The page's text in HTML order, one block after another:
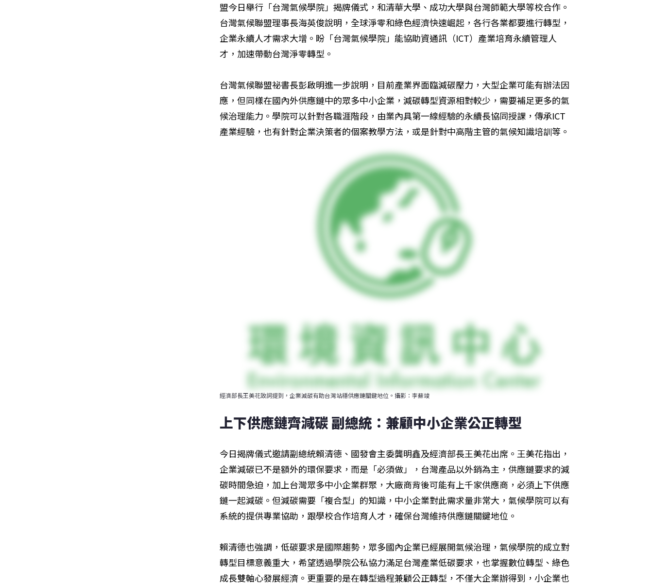
盟今日舉行「台灣氣候學院」揭牌儀式，和清華大學、成功大學與台灣師範大學等校合作。
台灣氣候聯盟理事長海英俊說明，全球淨零和綠色經濟快速崛起，各行各業都要進行轉型，
企業永續人才需求大增。盼「台灣氣候學院」能協助資通訊（ICT）產業培育永續管理人
才，加速帶動台灣淨零轉型。
台灣氣候聯盟祕書長彭啟明進一步說明，目前產業界面臨減碳壓力，大型企業可能有辦法因
應，但同樣在國內外供應鏈中的眾多中小企業，減碳轉型資源相對較少，需要補足更多的氣
候治理能力。學院可以針對各職涯階段，由業內具第一線經驗的永續長協同授課，傳承ICT
產業經驗，也有針對企業決策者的個案教學方法，或是針對中高階主管的氣候知識培訓等。
經濟部長王美花致詞提到，企業減碳有助台灣站穩供應鏈關鍵地位。攝影：李蘇竣
上下供應鏈齊減碳 副總統：兼顧中小企業公正轉型
今日揭牌儀式邀請副總統賴清德、國發會主委龔明鑫及經濟部長王美花出席。王美花指出，
企業減碳已不是額外的環保要求，而是「必須做」，台灣產品以外銷為主，供應鏈要求的減
碳時間急迫，加上台灣眾多中小企業群聚，大廠商背後可能有上千家供應商，必須上下供應
鏈一起減碳。但減碳需要「複合型」的知識，中小企業對此需求量非常大，氣候學院可以有
系統的提供專業協助，跟學校合作培育人才，確保台灣維持供應鏈關鍵地位。
賴清德也強調，低碳要求是國際趨勢，眾多國內企業已經展開氣候治理，氣候學院的成立對
轉型目標意義重大，希望透過學院公私協力滿足台灣產業低碳要求，也掌握數位轉型、綠色
成長雙軸心發展經濟。更重要的是在轉型過程兼顧公正轉型，不僅大企業辦得到，小企業也